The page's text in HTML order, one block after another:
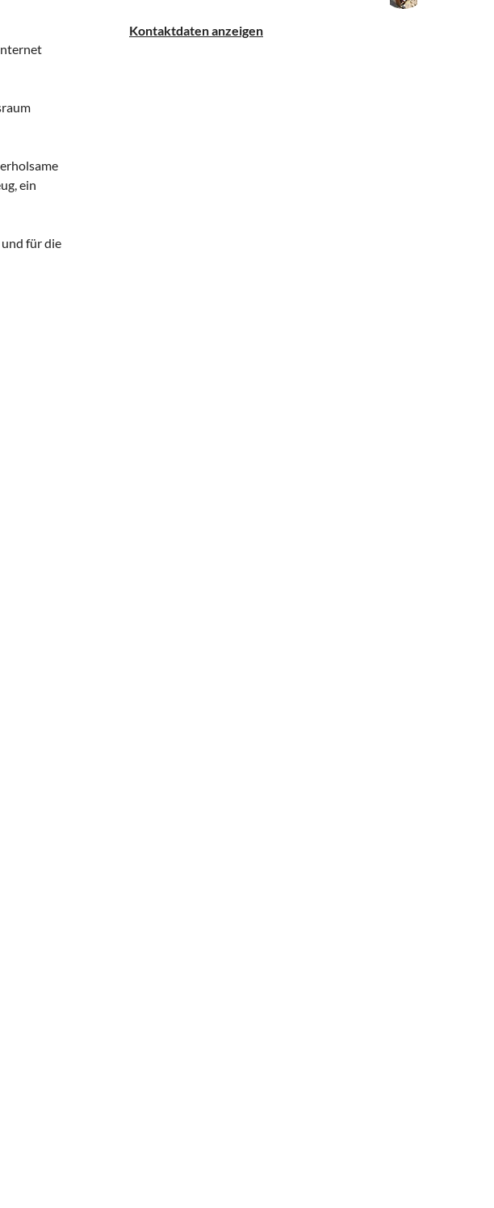
ein
für die
Kontaktdaten anzeigen